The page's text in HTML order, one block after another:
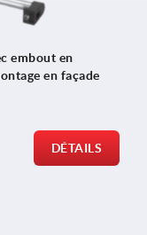
embout en
en façade
DÉTAILS